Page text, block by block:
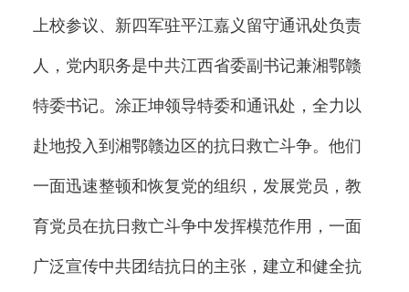
上校参议、新四军驻平江嘉义留守通讯处负责
人，党内职务是中共江西省委副书记兼湘鄂赣
特委书记。涂正坤领导特委和通讯处，全力以
赴地投入到湘鄂赣边区的抗日救亡斗争。他们
一面迅速整顿和恢复党的组织，发展党员，教
育党员在抗日救亡斗争中发挥模范作用，一面
广泛宣传中共团结抗日的主张，建立和健全抗